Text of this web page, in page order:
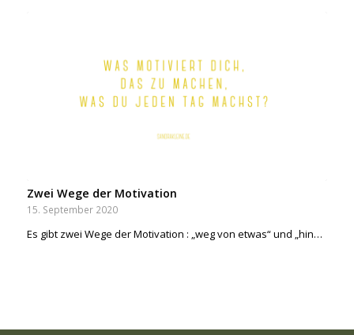
Zwei Wege der Motivation
15. September 2020
Es gibt zwei Wege der Motivation : „weg von etwas“ und „hin…